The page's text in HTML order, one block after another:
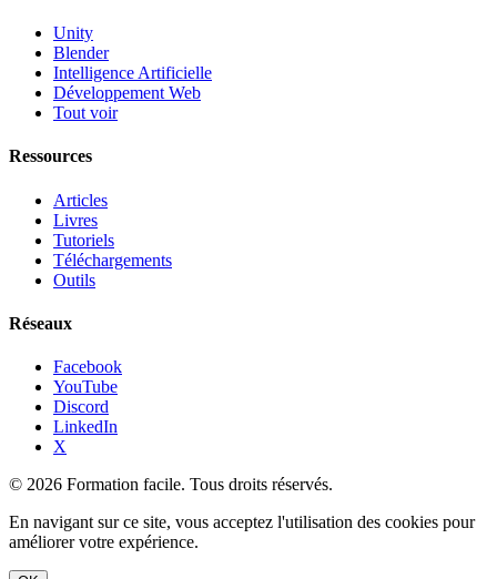
Unity
Blender
Intelligence Artificielle
Développement Web
Tout voir
Ressources
Articles
Livres
Tutoriels
Téléchargements
Outils
Réseaux
Facebook
YouTube
Discord
LinkedIn
X
© 2026 Formation facile. Tous droits réservés.
En navigant sur ce site, vous acceptez l'utilisation des cookies pour
améliorer votre expérience.